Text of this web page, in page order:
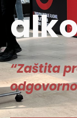
“Zaštita